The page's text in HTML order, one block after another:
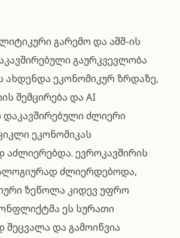
გარემო და აშშ-ის
გაურკვევლობა
ახდენდა ეკონომიკურ ზრდაზე,
შემცირება და AI
ძლიერი
ეკონომიკას
აძლიერებდა. ევროკავშირის
ძლიერდებოდა,
ზეწოლა კიდევ უფრო
ეს სურათი
შეცვალა და გამოიწვია